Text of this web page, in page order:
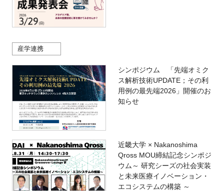
産学連携
シンポジウム 「先端オミク
ス解析技術UPDATE；その利
用例の最先端2026」開催のお
知らせ
近畿大学 × Nakanoshima
Qross MOU締結記念シンポジ
ウム～ 研究シーズの社会実装
と未来医療イノベーション・
エコシステムの構築 ～